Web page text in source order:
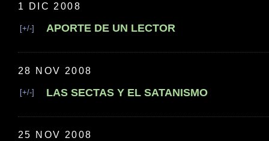
1 DIC 2008
[+/-] APORTE DE UN LECTOR
28 NOV 2008
[+/-] LAS SECTAS Y EL SATANISMO
25 NOV 2008